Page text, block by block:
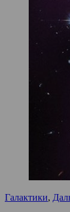
Галактики,